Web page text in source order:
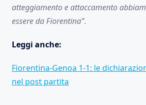
atteggiamento e attaccamento
essere da Fiorentina”.
Leggi anche:
Fiorentina-Genoa 1-1: le
nel post partita